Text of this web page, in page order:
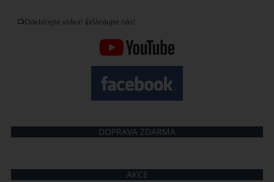
📺Odebírejte videa! 👍Sledujte nás!
DOPRAVA ZDARMA
AKCE